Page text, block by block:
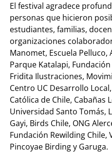
El festival agradece
personas que hicieron
estudiantes, familias,
organizaciones
Manomet, Escuela
Parque Katalapi,
Fridita Ilustraciones,
Centro UC Desarrollo
Católica de Chile, Cabañas
Universidad Santo Tomás,
Gayi, Birds Chile, ONG
Fundación Rewilding
Pincoyae Birding y Garuga.